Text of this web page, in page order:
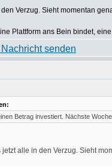
Verzug. Sieht momentan
Plattform ans Bein bindet,
Betrag investiert. Nächste
alle in den Verzug. Sieht